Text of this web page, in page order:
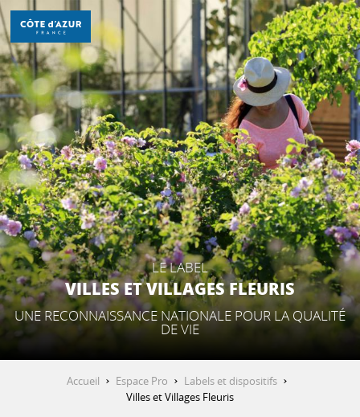
Aller
au
contenu
principal
DÉCOUVRIR
À FAIRE
SÉJOURNER
LE LABEL
VILLES ET VILLAGES FLEURIS
UNE RECONNAISSANCE NATIONALE POUR LA QUALITÉ
DE VIE
Accueil Espace Pro
Labels et dispositifs
Villes et Villages Fleuris